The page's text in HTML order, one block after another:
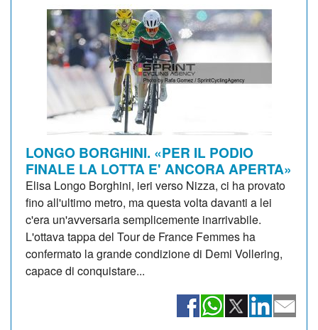
LONGO BORGHINI. «PER IL PODIO
FINALE LA LOTTA E' ANCORA APERTA»
Elisa Longo Borghini, ieri verso Nizza, ci ha provato
fino all'ultimo metro, ma questa volta davanti a lei
c'era un'avversaria semplicemente inarrivabile.
L'ottava tappa del Tour de France Femmes ha
confermato la grande condizione di Demi Vollering,
capace di conquistare...